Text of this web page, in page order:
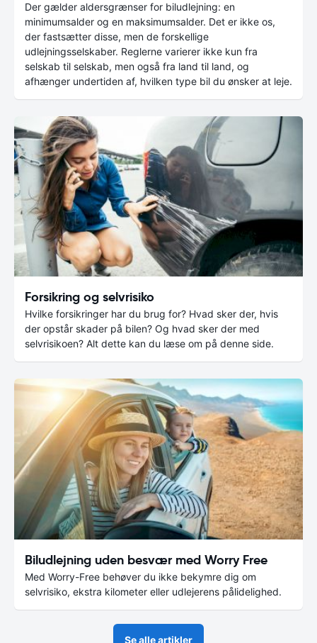
Der gælder aldersgrænser for biludlejning: en
minimumsalder og en maksimumsalder. Det er ikke os,
der fastsætter disse, men de forskellige
udlejningsselskaber. Reglerne varierer ikke kun fra
selskab til selskab, men også fra land til land, og
afhænger undertiden af, hvilken type bil du ønsker at leje.
Forsikring og selvrisiko
Hvilke forsikringer har du brug for? Hvad sker der, hvis
der opstår skader på bilen? Og hvad sker der med
selvrisikoen? Alt dette kan du læse om på denne side.
Biludlejning uden besvær med Worry Free
Med Worry-Free behøver du ikke bekymre dig om
selvrisiko, ekstra kilometer eller udlejerens pålidelighed.
Se alle artikler